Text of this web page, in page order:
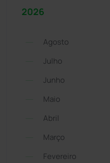
2026
Agosto
Julho
Junho
Maio
Abril
Março
Fevereiro